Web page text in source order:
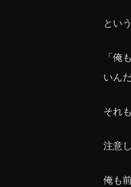
とい
「俺
いん
それ
注意
俺も